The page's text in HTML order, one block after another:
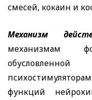
смесей, кокаин и
Механизм
механизмам
функций